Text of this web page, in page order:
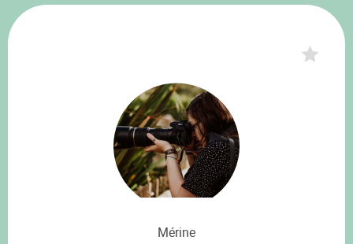
Mérine